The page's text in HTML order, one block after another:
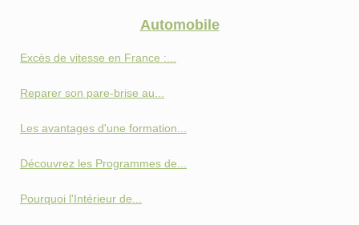
Automobile
Excès de vitesse en France :...
Reparer son pare-brise au...
Les avantages d'une formation...
Découvrez les Programmes de...
Pourquoi l'Intérieur de...